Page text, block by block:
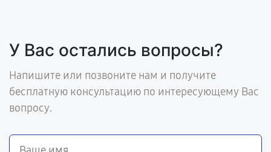
У Вас остались вопросы?
Напишите или позвоните нам и получите
бесплатную консультацию по интересующему Вас
вопросу.